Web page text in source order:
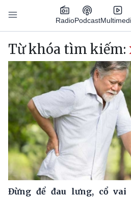
Nhảy đến nội dung
RadioPodcast
Main navigation
Từ khóa tìm kiếm:
Đừng để đau lưng, cổ